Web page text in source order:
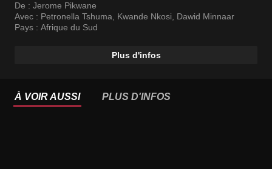
De : Jerome Pikwane
Avec : Petronella Tshuma, Kwande Nkosi, Dawid Minnaar
Pays : Afrique du Sud
Plus d'infos
À VOIR AUSSI PLUS D'INFOS